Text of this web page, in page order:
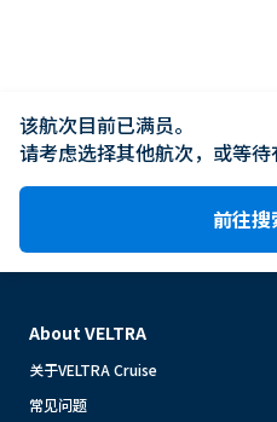
该航次目前已满员。
请考虑选择其他航次，或等待
前往搜
About VELTRA
关于VELTRA Cruise
常见问题